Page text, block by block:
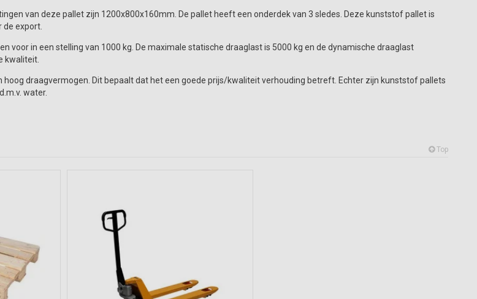
van deze pallet zijn 1200x800x160mm. De pallet heeft een onderdek van 3 sledes. Deze kunststof pallet is
export.
in een stelling van 1000 kg. De maximale statische draaglast is 5000 kg en de dynamische draaglast
kwaliteit.
draagvermogen. Dit bepaalt dat het een goede prijs/kwaliteit verhouding betreft. Echter zijn kunststof pallets
water.
Top